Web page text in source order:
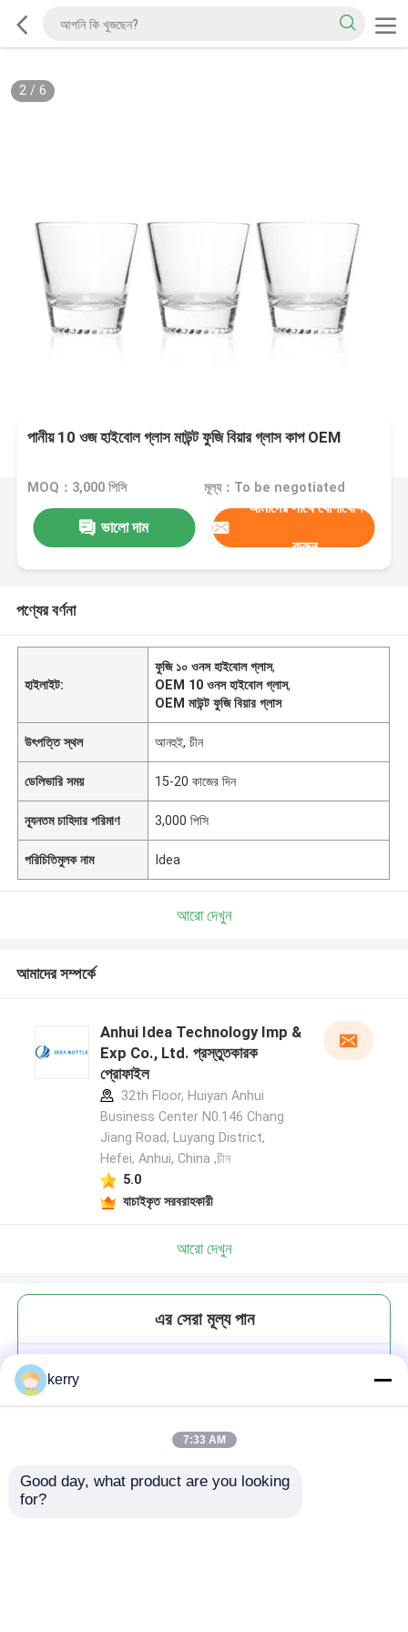
2/ 6
পানীয় 10 ওজ হাইবোল গ্লাস মাউন্ট ফুজি বিয়ার গ্লাস কাপ OEM
MOQ：3,000 পিসি মূল্য：To be negotiated
ভালো দাম
আমাদের সাথে যোগাযোগ
করুন
পণ্যের বর্ণনা
হাইলাইট:
ফুজি ১০ ওনস হাইবোল গ্লাস,
OEM 10 ওনস হাইবোল গ্লাস,
OEM মাউন্ট ফুজি বিয়ার গ্লাস
উৎপত্তি স্থল আনহুই, চীন
ডেলিভারি সময় 15-20 কাজের দিন
ন্যূনতম চাহিদার পরিমাণ 3,000 পিসি
পরিচিতিমুলক নাম Idea
আরো দেখুন
আমাদের সম্পর্কে
Anhui Idea Technology Imp &
Exp Co., Ltd. প্রস্তুতকারক
প্রোফাইল
32th Floor, Huiyan Anhui
Business Center N0.146 Chang
Jiang Road, Luyang District,
Hefei, Anhui, China ,চীন
5.0
যাচাইকৃত সরবরাহকারী
আরো দেখুন
এর সেরা মূল্য পান
kerry
7:33 AM
Good day, what product are you looking
for?